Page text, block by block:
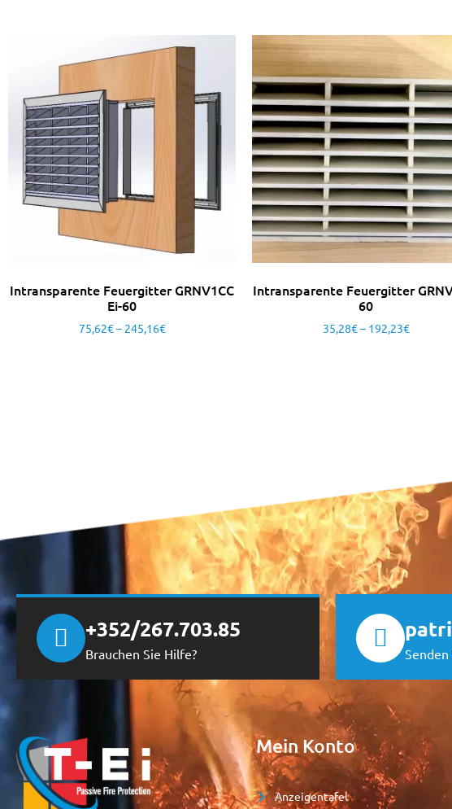
Intransparente Feuergitter GRNV1CC
Ei-60
75,62€– 245,16€
Intransparente Feuergitter
60
35,28€– 192,23€
+352/267.703.85
Brauchen Sie Hilfe?
Mein Konto
Anzeigentafel